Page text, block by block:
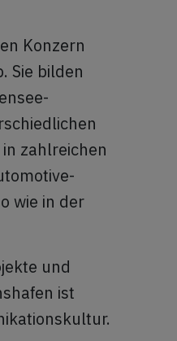
Konzern
Sie bilden
zahlreichen
wie in der
und
ist